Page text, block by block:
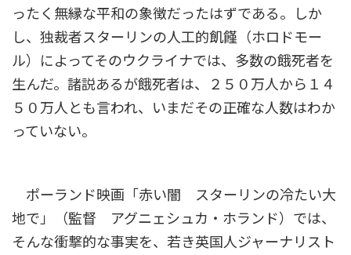
ったく無縁な平和の象徴だったはずである。しか
し、独裁者スターリンの人工的飢饉（ホロドモー
ル）によってそのウクライナでは、多数の餓死者を
生んだ。諸説あるが餓死者は、２５０万人から１４
５０万人とも言われ、いまだその正確な人数はわか
っていない。
ポーランド映画「赤い闇 スターリンの冷たい大
地で」（監督 アグニェシュカ・ホランド）では、
そんな衝撃的な事実を、若き英国人ジャーナリスト